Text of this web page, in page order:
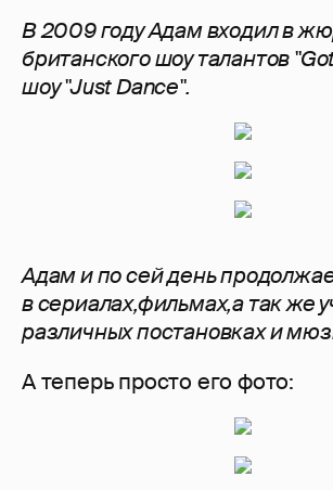
В 2009 году Адам входил в
британского шоу талантов
шоу "Just Dance".
Адам и по сей день
в сериалах,фильмах,а так же
различных постановках и
А теперь просто его фото: